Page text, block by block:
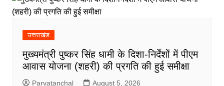
उत्तराखंड
मुख्यमंत्री पुष्कर सिंह धामी के दिशा-निर्देशों में पीएम
आवास योजना (शहरी) की प्रगति की हुई समीक्षा
Parvatanchal August 5, 2026